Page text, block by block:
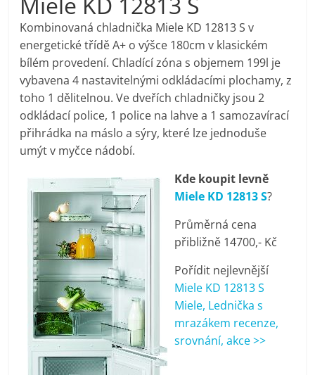
porovnání,
pračky,
televize,
notebooky,
mobilní
telefony,
kávovary,
bazény
Nejlepší
elektronika
porovnání
Elektro
Kombinovaná chladnička Miele KD 12813 S v
energetické třídě A+ o výšce 180cm v klasickém
bílém provedení. Chladící zóna s objemem 199l je
vybavena 4 nastavitelnými odkládacími plochamy, z
toho 1 dělitelnou. Ve dveřích chladničky jsou 2
odkládací police, 1 police na lahve a 1 samozavírací
přihrádka na máslo a sýry, které lze jednoduše
umýt v myčce nádobí.
Kde koupit levně
Miele KD 12813 S?
Průměrná cena
přibližně 14700,- Kč
Pořídit nejlevnější
Miele KD 12813 S
Miele, Lednička s
mrazákem recenze,
srovnání, akce >>